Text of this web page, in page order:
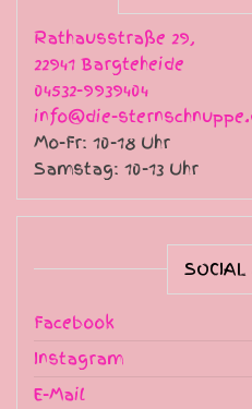
Rathausstraße 29,
22941 Bargteheide
04532-9939404
info@die-
Mo-Fr: 10-18 Uhr
Samstag: 10-13 Uhr
SOCIAL
Facebook
Instagram
E-Mail